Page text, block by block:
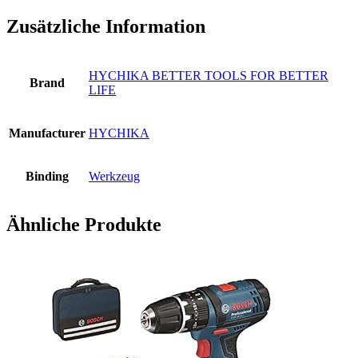
Zusätzliche Information
Brand
HYCHIKA BETTER TOOLS FOR BETTER
LIFE
Manufacturer HYCHIKA
Binding Werkzeug
Ähnliche Produkte